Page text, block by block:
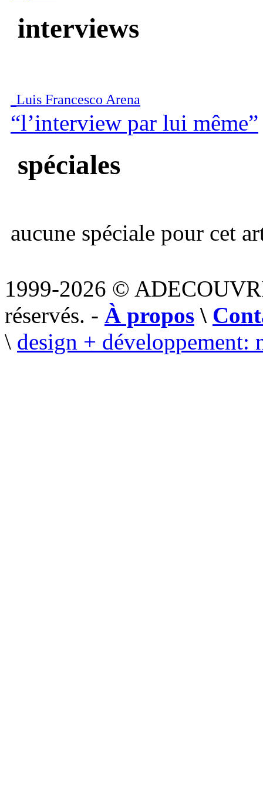
interviews
Luis Francesco Arena
“l’interview par lui même”
spéciales
aucune spéciale pour cet
1999-2026 ©
réservés. - À propos \
\ design + développement: